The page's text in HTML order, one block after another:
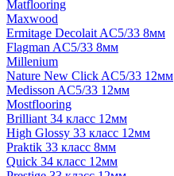
Matflooring
Maxwood
Ermitage Decolait AC5/33 8мм
Flagman AC5/33 8мм
Millenium
Nature New Click AC5/33 12мм
Medisson AC5/33 12мм
Mostflooring
Brilliant 34 класс 12мм
High Glossy 33 класс 12мм
Praktik 33 класс 8мм
Quick 34 класс 12мм